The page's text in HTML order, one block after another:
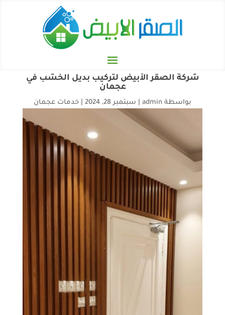
شركة الصقر الأبيض لتركيب بديل الخشب في
عجمان
بواسطة admin سبتمبر 28, 2024 خدمات عجمان